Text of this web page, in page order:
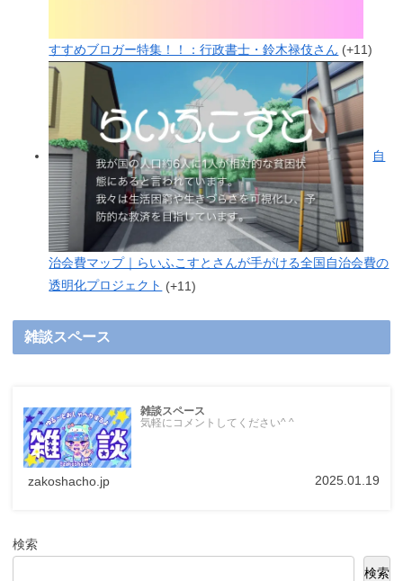
すすめブロガー特集！！：行政書士・鈴木禄伎さん +11
自
治会費マップ｜らいふこすとさんが手がける全国自治会費の
透明化プロジェクト
+11
雑談スペース
雑談スペース
気軽にコメントしてください^ ^
zakoshacho.jp 2025.01.19
検索
検索